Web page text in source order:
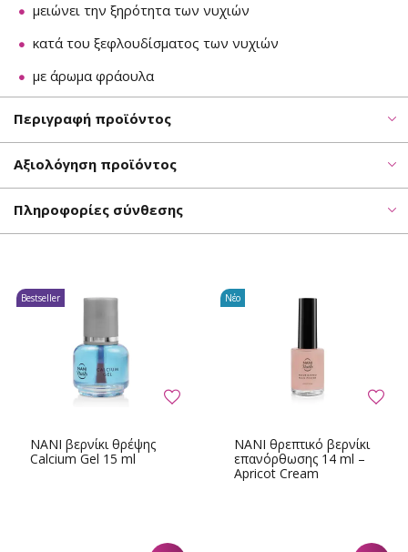
μειώνει την ξηρότητα των νυχιών
κατά του ξεφλουδίσματος των νυχιών
με άρωμα φράουλα
Περιγραφή προϊόντος
Αξιολόγηση προϊόντος
Πληροφορίες σύνθεσης
NANI βερνίκι θρέψης
Calcium Gel 15 ml
Bestseller
NANI θρεπτικό βερνίκι
επανόρθωσης 14 ml –
Apricot Cream
Νέο